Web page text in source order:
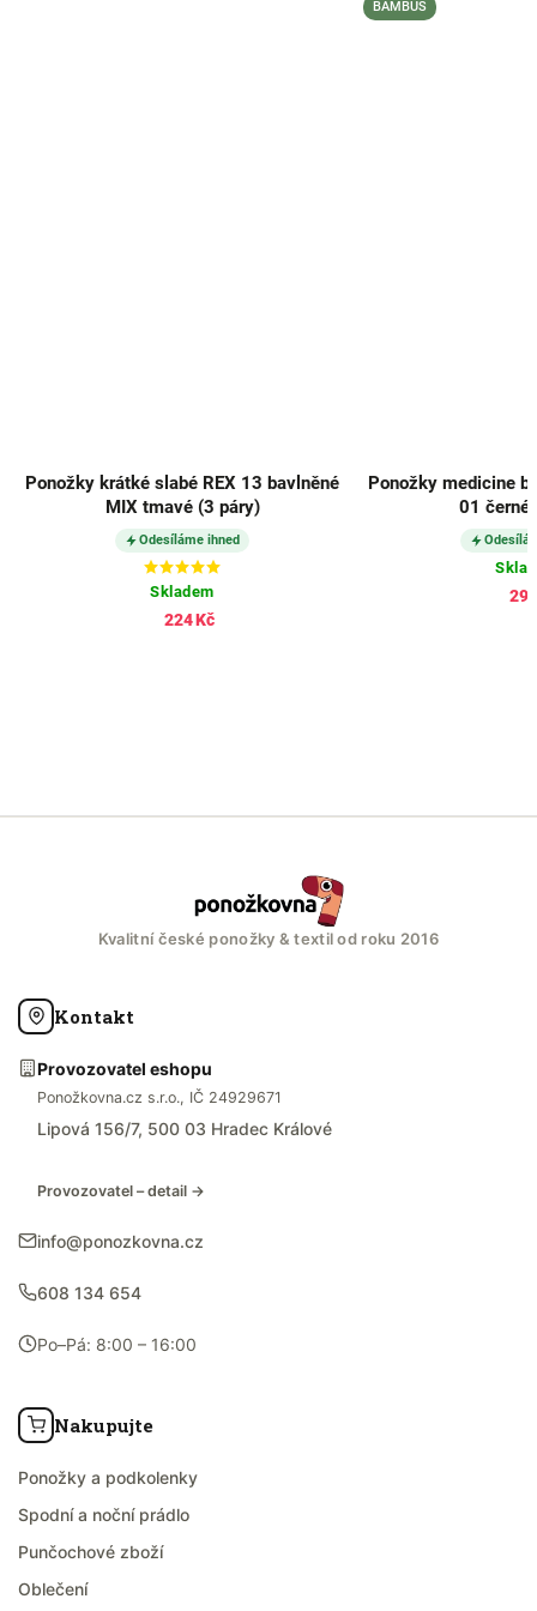
krátké slabé REX 13 bavlněné
MIX tmavé (3 páry)
Odesíláme ihned
Ponožky medicine bambusové
01 černé (3 páry)
Odesíláme ihned
Kvalitní české ponožky & textil od roku 2016
Kontakt
Provozovatel eshopu
Ponožkovna.cz s.r.o., IČ 24929671
Lipová 156/7, 500 03 Hradec Králové
Provozovatel – detail →
info@ponozkovna.cz
608 134 654
Po–Pá: 8:00 – 16:00
Nakupujte
Ponožky a podkolenky
Spodní a noční prádlo
Punčochové zboží
Oblečení